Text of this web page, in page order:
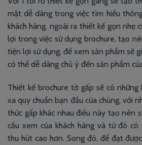
mặt dễ dàng trong việc tìm hiểu
khách hàng, ngoài ra thiết kế gọn nhẹ
lợi trong việc sử dụng brochure, tạo
tiện lợi sử dụng, để xem sản phẩm sẽ
có thể dễ dàng chú ý đến sản phẩm
Thiết kế brochure tờ gấp sẽ có
xa quy chuẩn bạn đầu của chúng, với
thức gấp khác nhau điều này tạo nên
cầu xem của khách hàng và từ đó
thu hút cao hơn. Song đó, để đạt